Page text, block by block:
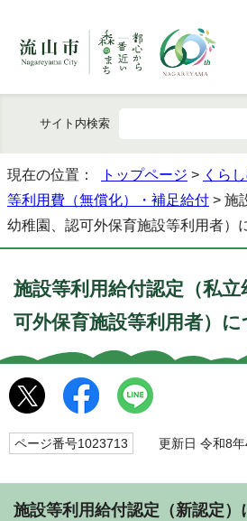
サイト内検索
現在の位置： トップページ > くら
等利用費（無償化）・補足給付 > 施
幼稚園、認可外保育施設等利用者）
施設等利用給付認定（私立
可外保育施設等利用者）に
ページ番号1023713 更新日 令和8年
施設等利用給付認定（新認定）